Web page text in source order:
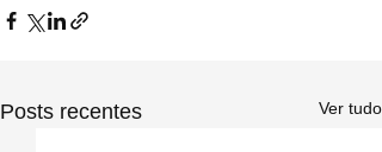
Posts recentes Ver tudo